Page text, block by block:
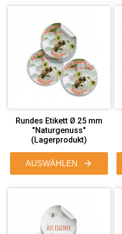
Rundes Etikett Ø 25 mm
"Naturgenuss"
(Lagerprodukt)
AUSWÄHLEN